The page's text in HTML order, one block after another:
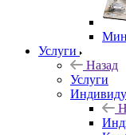
Услуги
Назад
Услуги